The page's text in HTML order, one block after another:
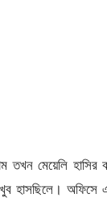
তখন মেয়েলি হাসির
হাসছিলে। অফিসে